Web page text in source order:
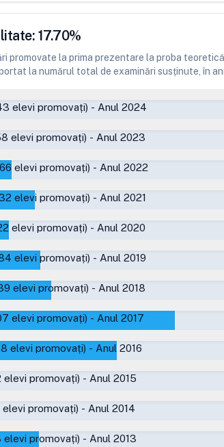
17.70%
promovate la prima prezentare la proba
la numărul total de examinări susținute, în
elevi promovați) - Anul 2024
elevi promovați) - Anul 2023
elevi promovați) - Anul 2022
elevi promovați) - Anul 2021
elevi promovați) - Anul 2020
elevi promovați) - Anul 2019
elevi promovați) - Anul 2018
elevi promovați) - Anul 2017
elevi promovați) - Anul 2016
elevi promovați) - Anul 2015
elevi promovați) - Anul 2014
elevi promovați) - Anul 2013